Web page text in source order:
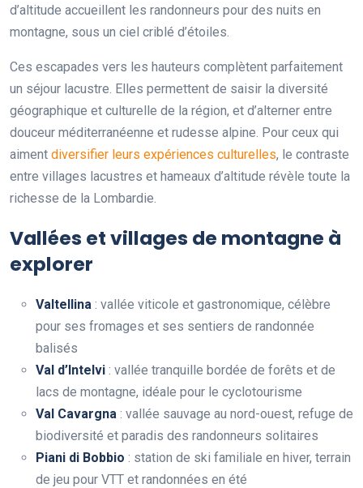
d’altitude accueillent les randonneurs pour des nuits en
montagne, sous un ciel criblé d’étoiles.
Ces escapades vers les hauteurs complètent parfaitement
un séjour lacustre. Elles permettent de saisir la diversité
géographique et culturelle de la région, et d’alterner entre
douceur méditerranéenne et rudesse alpine. Pour ceux qui
aiment diversifier leurs expériences culturelles, le contraste
entre villages lacustres et hameaux d’altitude révèle toute la
richesse de la Lombardie.
Vallées et villages de montagne à
explorer
Valtellina : vallée viticole et gastronomique, célèbre
pour ses fromages et ses sentiers de randonnée
balisés
Val d’Intelvi : vallée tranquille bordée de forêts et de
lacs de montagne, idéale pour le cyclotourisme
Val Cavargna : vallée sauvage au nord-ouest, refuge de
biodiversité et paradis des randonneurs solitaires
Piani di Bobbio : station de ski familiale en hiver, terrain
de jeu pour VTT et randonnées en été